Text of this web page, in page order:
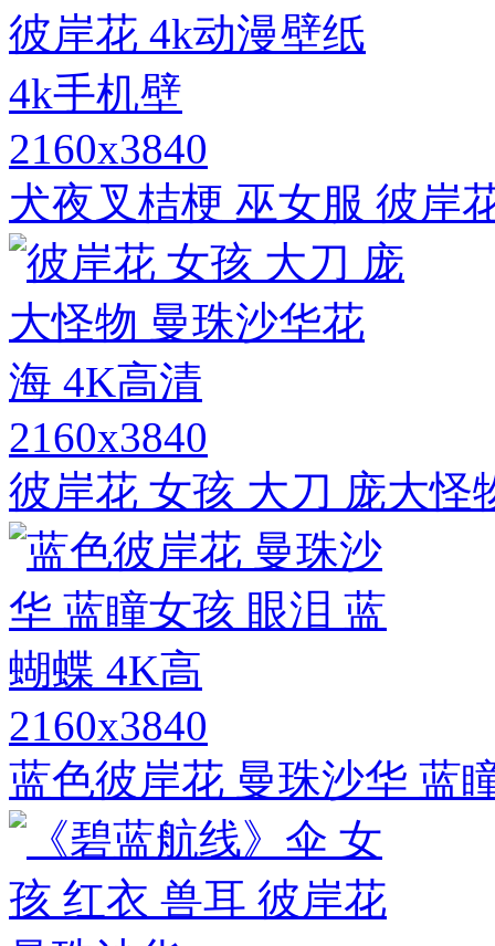
2160x3840
犬夜叉桔梗 巫女服 彼岸
2160x3840
彼岸花 女孩 大刀 庞大怪
2160x3840
蓝色彼岸花 曼珠沙华 蓝